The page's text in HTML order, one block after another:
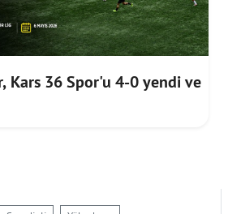
Kars 36 Spor'u 4-0 yendi ve